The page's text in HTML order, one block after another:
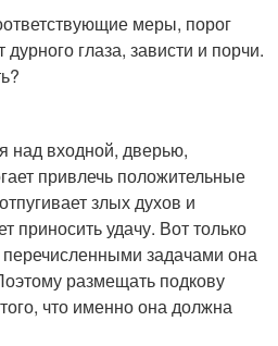
меры, порог
глаза, зависти и порчи.
над входной, дверью,
привлечь положительные
злых духов и
приносить удачу. Вот только
задачами она
размещать подкову
что именно она должна